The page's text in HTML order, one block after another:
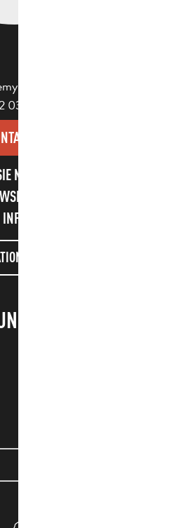
- 13400 Aubagne
03 49 98
NICHT UNSEREN
UND UNSERE
LETTER